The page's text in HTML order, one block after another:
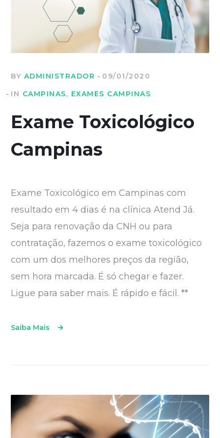
BY ADMINISTRADOR
09/01/2020
IN CAMPINAS, EXAMES CAMPINAS
Exame Toxicológico
Campinas
Exame Toxicológico em Campinas com
resultado em 4 dias é na clínica Atend Já.
Seja para renovação da CNH ou para
contratação, fazemos o exame toxicológico
com um dos melhores preços da região,
sem hora marcada. É só chegar e fazer.
Ligue para saber mais. É rápido e fácil. **
Saiba Mais